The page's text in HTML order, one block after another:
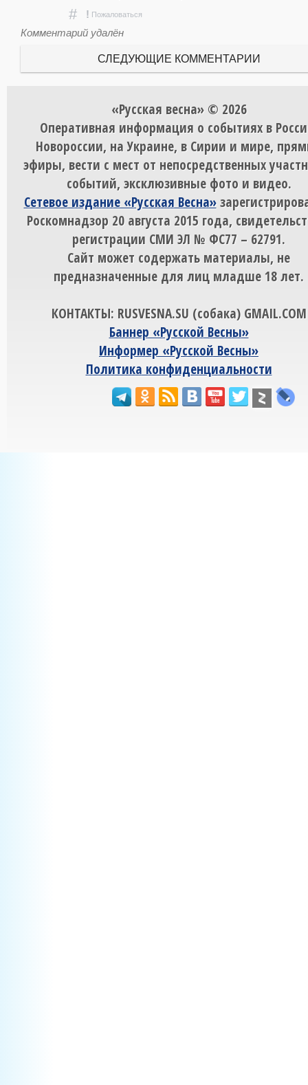
# ! Пожаловаться
Комментарий удалён
СЛЕДУЮЩИЕ КОММЕНТАРИИ
«Русская весна» © 2026
Оперативная информация о событиях в
Новороссии, на Украине, в Сирии и мире,
эфиры, вести с мест от непосредственных
событий, эксклюзивные фото и видео.
Сетевое издание «Русская Весна»
Роскомнадзор 20 августа 2015 года,
регистрации СМИ ЭЛ № ФС77 – 62791.
Сайт может содержать материалы, не
предназначенные для лиц младше 18 лет.
КОНТАКТЫ: RUSVESNA.SU (собака) GMAIL.COM
Баннер «Русской Весны»
Информер «Русской Весны»
Политика конфиденциальности